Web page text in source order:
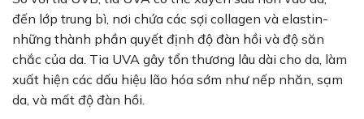
đến lớp trung bì, nơi chứa các sợi collagen và elastin-
những thành phần quyết định độ đàn hồi và độ săn
chắc của da. Tia UVA gây tổn thương lâu dài cho da, làm
xuất hiện các dấu hiệu lão hóa sớm như nếp nhăn, sạm
da, và mất độ đàn hồi.